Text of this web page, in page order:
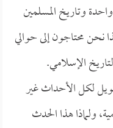
وتاريخ المسلمين
نحن محتاجون إلى حوالي
الإسلامي.
لكل الأحداث غير
ولماذا هذا الحدث